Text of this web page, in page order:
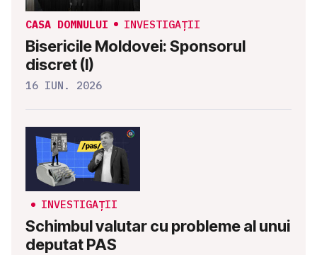
CASA DOMNULUI INVESTIGAȚII
Bisericile Moldovei: Sponsorul
discret (I)
16 IUN. 2026
INVESTIGAȚII
Schimbul valutar cu probleme al unui
deputat PAS